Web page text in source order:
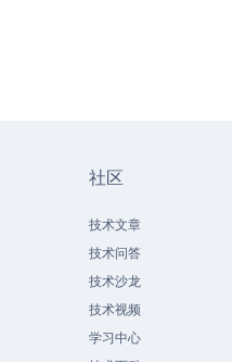
社区
技术文章
技术问答
技术沙龙
技术视频
学习中心